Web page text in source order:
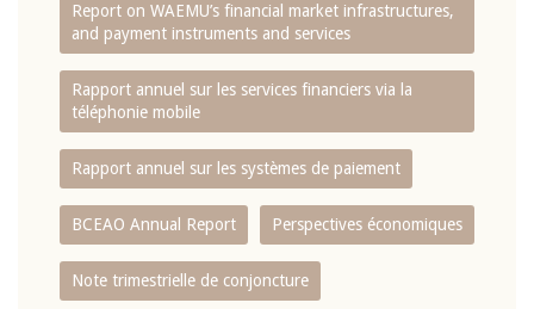
Report on WAEMU’s financial market infrastructures,
and payment instruments and services
Rapport annuel sur les services financiers via la
téléphonie mobile
Rapport annuel sur les systèmes de paiement
BCEAO Annual Report Perspectives économiques
Note trimestrielle de conjoncture